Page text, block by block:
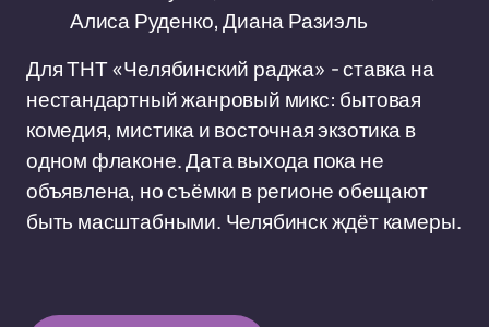
Алиса Руденко, Диана Разиэль
Для ТНТ «Челябинский раджа» - ставка на
нестандартный жанровый микс: бытовая
комедия, мистика и восточная экзотика в
одном флаконе. Дата выхода пока не
объявлена, но съёмки в регионе обещают
быть масштабными. Челябинск ждёт камеры.